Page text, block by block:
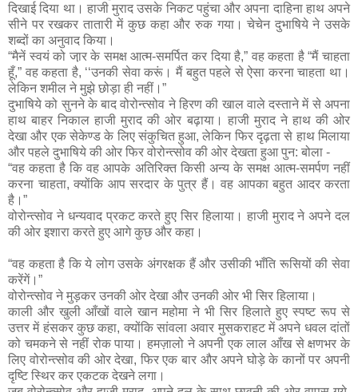
दिखाई दिया था। हाजी मुराद उसके निकट पहुंचा और अपना दाहिना हाथ अपने
सीने पर रखकर तातारी में कुछ कहा और रुक गया। चेचेन दुभाषिये ने उसके
शब्दों का अनुवाद किया।
“मैनें स्वयं को जा़र के समक्ष आत्म-समर्पित कर दिया है,” वह कहता है “मैं चाहता
हूँ,” वह कहता है, ‘‘उनकी सेवा करूं। मैं बहुत पहले से ऐसा करना चाहता था।
लेकिन शमील ने मुझे छोड़ा ही नहीं।”
दुभाषिये को सुनने के बाद वोरोन्त्सोव ने हिरण की खाल वाले दस्ताने में से अपना
हाथ बाहर निकाल हाजी मुराद की ओर बढ़ाया। हाजी मुराद ने हाथ की ओर
देखा और एक सेकेण्ड के लिए संकुचित हुआ, लेकिन फिर दृढ़ता से हाथ मिलाया
और पहले दुभाषिये की ओर फिर वोरोन्त्सोव की ओर देखता हुआ पुन: बोला -
“वह कहता है कि वह आपके अतिरिक्त किसी अन्य के समक्ष आत्म-समर्पण नहीं
करना चाहता, क्योंकि आप सरदार के पुत्र हैं। वह आपका बहुत आदर करता
है।”
वोरोन्त्सोव ने धन्यवाद प्रकट करते हुए सिर हिलाया। हाजी मुराद ने अपने दल
की ओर इशारा करते हुए आगे कुछ और कहा।
“वह कहता है कि ये लोग उसके अंगरक्षक हैं और उसीकी भाँति रूसियों की सेवा
करेंगें।”
वोरोन्त्सोव ने मुड़कर उनकी ओर देखा और उनकी ओर भी सिर हिलाया।
काली और खुली आँखों वाले खान महोमा ने भी सिर हिलाते हुए स्पष्ट रूप से
उत्तर में हंसकर कुछ कहा, क्योंकि सांवला अवार मुसकराहट में अपने धवल दांतों
को चमकने से नहीं रोक पाया। हमज़ालो ने अपनी एक लाल आँख से क्षणभर के
लिए वोरोन्त्सोव की ओर देखा, फिर एक बार और अपने घोड़े के कानों पर अपनी
दृष्टि स्थिर कर एकटक देखने लगा।